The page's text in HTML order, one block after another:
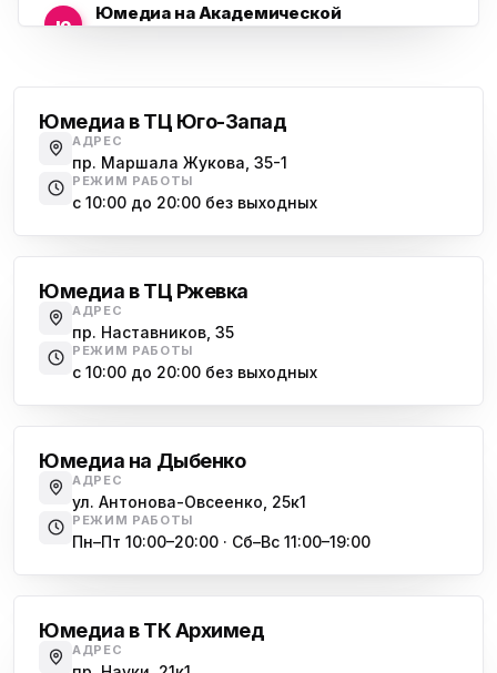
ю
Юмедиа на Академической
Юмедиа на Наставников
пр. Наставников 35
ю
Юмедиа в ТК Юго-Запад
пр. Маршала Жукова, 35-1
Юмедиа на Космонавтов
пр. Космонавтов, 38к4
ю ул. Белы Куна, 24к1
ю
Юмедиа в Купчино
ул. Будапештская, 87-3
Юмедиа Сервис в Колпино
ю
Юмедиа во Всеволожске
Юмедиа в ТЦ Юго-Запад
АДРЕС
пр. Маршала Жукова, 35-1
РЕЖИМ РАБОТЫ
с 10:00 до 20:00 без выходных
Юмедиа в ТЦ Ржевка
АДРЕС
пр. Наставников, 35
РЕЖИМ РАБОТЫ
с 10:00 до 20:00 без выходных
Юмедиа на Дыбенко
АДРЕС
ул. Антонова-Овсеенко, 25к1
РЕЖИМ РАБОТЫ
Пн–Пт 10:00–20:00 · Сб–Вс 11:00–19:00
Юмедиа в ТК Архимед
АДРЕС